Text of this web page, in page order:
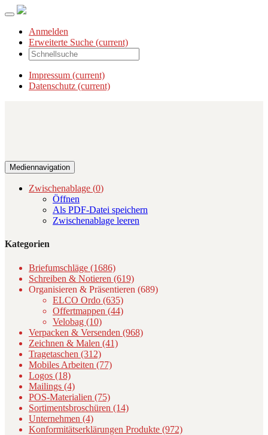
Anmelden
Erweiterte Suche (current)
Impressum (current)
Datenschutz (current)
Mediennavigation
Zwischenablage (0)
Öffnen
Als PDF-Datei speichern
Zwischenablage leeren
Kategorien
Briefumschläge (1686)
Schreiben & Notieren (619)
Organisieren & Präsentieren (689)
ELCO Ordo (635)
Offertmappen (44)
Velobag (10)
Verpacken & Versenden (968)
Zeichnen & Malen (41)
Tragetaschen (312)
Mobiles Arbeiten (77)
Logos (18)
Mailings (4)
POS-Materialien (75)
Sortimentsbroschüren (14)
Unternehmen (4)
Konformitätserklärungen Produkte (972)